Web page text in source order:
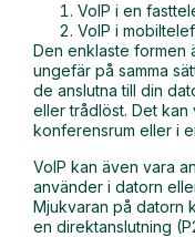
VoIP i en
VoIP i
Den enklaste formen
ungefär på samma
de anslutna till din
eller trådlöst. Det
konferensrum eller i
VoIP kan även vara
använder i datorn
Mjukvaran på datorn
en direktanslutning